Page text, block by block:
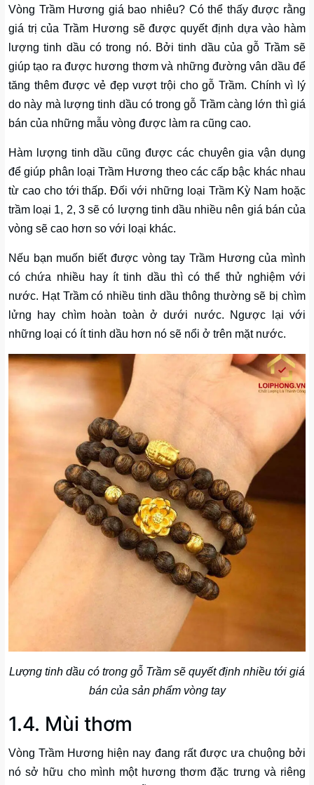
Vòng Trầm Hương giá bao nhiêu? Có thể thấy được rằng
giá trị của Trầm Hương sẽ được quyết định dựa vào hàm
lượng tinh dầu có trong nó. Bởi tinh dầu của gỗ Trầm sẽ
giúp tạo ra được hương thơm và những đường vân dầu để
tăng thêm được vẻ đẹp vượt trội cho gỗ Trầm. Chính vì lý
do này mà lượng tinh dầu có trong gỗ Trầm càng lớn thì giá
bán của những mẫu vòng được làm ra cũng cao.
Hàm lượng tinh dầu cũng được các chuyên gia vận dụng
để giúp phân loại Trầm Hương theo các cấp bậc khác nhau
từ cao cho tới thấp. Đối với những loại Trầm Kỳ Nam hoặc
trầm loại 1, 2, 3 sẽ có lượng tinh dầu nhiều nên giá bán của
vòng sẽ cao hơn so với loại khác.
Nếu bạn muốn biết được vòng tay Trầm Hương của mình
có chứa nhiều hay ít tinh dầu thì có thể thử nghiệm với
nước. Hạt Trầm có nhiều tinh dầu thông thường sẽ bị chìm
lửng hay chìm hoàn toàn ở dưới nước. Ngược lại với
những loại có ít tinh dầu hơn nó sẽ nổi ở trên mặt nước.
Lượng tinh dầu có trong gỗ Trầm sẽ quyết định nhiều tới giá
bán của sản phẩm vòng tay
1.4. Mùi thơm
Vòng Trầm Hương hiện nay đang rất được ưa chuộng bởi
nó sở hữu cho mình một hương thơm đặc trưng và riêng